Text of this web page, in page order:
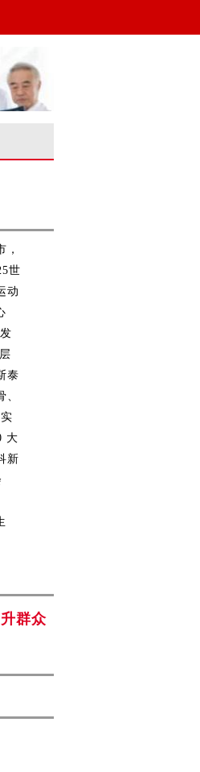
，
世
动
泰
大
新
群众